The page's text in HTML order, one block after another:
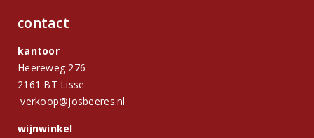
contact
kantoor
Heereweg 276
2161 BT Lisse
verkoop@josbeeres.nl
wijnwinkel